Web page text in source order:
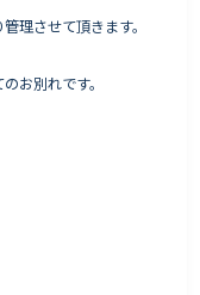
理させて頂きます。
お別れです。